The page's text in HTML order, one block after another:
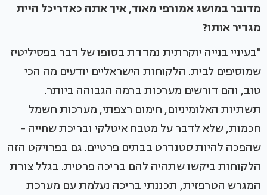
מדובר במושג אמורפי מאוד, איך אתה כאדריכל היית
מגדיר אותו?
"בעיניי בנייה יוקרתית נמדדת בסופו של דבר בפסיליטיז
שמוסיפים לבית. הלקוחות הישראליים יודעים מה הכי
טוב, והם דורשים מערכות ברמה הגבוהה ביותר.
תשתיות האלומיניום, חימום רצפתי, מערכות חשמל
חכמות, שלא לדבר על מטבח איטלקי ובריכת שחייה -
שהפכה להיות סטנדרט בבתים פרטיים. גם בפרויקט הזה
הלקוחות ביקשו שתהיה להם בריכה פרטית. בגלל צורת
המגרש הטרפזית, תכננתי בריכה נעלמת עם מערכת